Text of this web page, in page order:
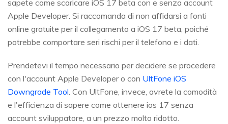
sapete come scaricare iOS 17 beta con e senza account
Apple Developer. Si raccomanda di non affidarsi a fonti
online gratuite per il collegamento a iOS 17 beta, poiché
potrebbe comportare seri rischi per il telefono e i dati.
Prendetevi il tempo necessario per decidere se procedere
con l'account Apple Developer o con UltFone iOS
Downgrade Tool. Con UltFone, invece, avrete la comodità
e l'efficienza di sapere come ottenere ios 17 senza
account sviluppatore, a un prezzo molto ridotto.